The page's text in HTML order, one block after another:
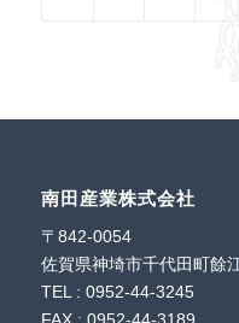
南田産業株式会社
〒842-0054
佐賀県神埼市千代田町餘
TEL : 0952-44-3245
FAX : 0952-44-3189